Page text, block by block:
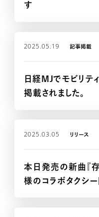
す
2025.05.19 記事掲載
日経MJでモビリテ
掲載されました。
2025.03.05 リリース
本日発売の新曲『
様のコラボタクシ